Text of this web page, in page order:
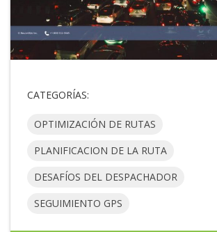
CATEGORÍAS:
OPTIMIZACIÓN DE RUTAS
PLANIFICACION DE LA RUTA
DESAFÍOS DEL DESPACHADOR
SEGUIMIENTO GPS